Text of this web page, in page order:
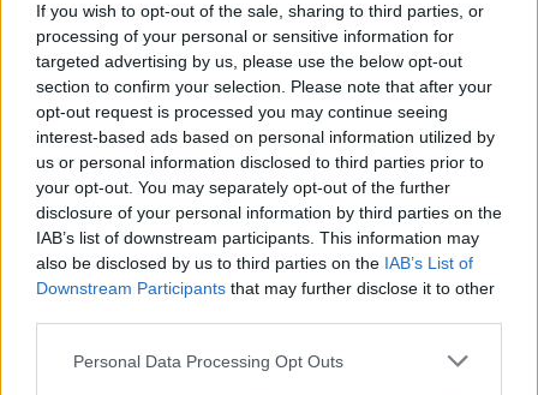
If you wish to opt-out of the sale, sharing to third parties, or
processing of your personal or sensitive information for
targeted advertising by us, please use the below opt-out
section to confirm your selection. Please note that after your
opt-out request is processed you may continue seeing
interest-based ads based on personal information utilized by
us or personal information disclosed to third parties prior to
your opt-out. You may separately opt-out of the further
disclosure of your personal information by third parties on the
IAB’s list of downstream participants. This information may
also be disclosed by us to third parties on the IAB’s List of
Downstream Participants that may further disclose it to other
Please note that this website/app uses one or more Google
Personal Data Processing Opt Outs
egészségesebben étkezzenek. Sajnos
nagyon sok cukorbeteg gyerek van, akiket
nem tudnak ellátni a közétkeztetés keretein
belül. Ezáltal egyenes út vezet ahhoz, hogy
magántanulók legyenek, kimarad számukra a
közösség, naná, hogy betegnek,
feleslegesnek fogják érezni magukat
felnőttként. Egymás felemelése nélkül nem
tudunk előremenni. Ilyen értelemben a
gazdagság, az anyagi jólét más értelmet nyer.
Felelősség.
Teszel valamit az oviért, hogy ott